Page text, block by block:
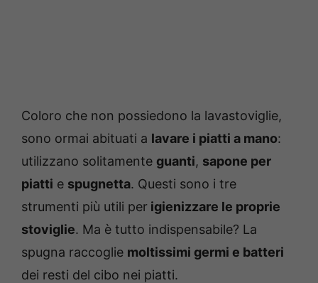
Coloro che non possiedono la lavastoviglie,
sono ormai abituati a lavare i piatti a mano:
utilizzano solitamente guanti, sapone per
piatti e spugnetta. Questi sono i tre
strumenti più utili per igienizzare le proprie
stoviglie. Ma è tutto indispensabile? La
spugna raccoglie moltissimi germi e batteri
dei resti del cibo nei piatti.